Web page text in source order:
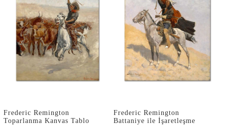
Frederic Remington
Toparlanma Kanvas Tablo
Frederic Remington
Battaniye ile İşaretleşme